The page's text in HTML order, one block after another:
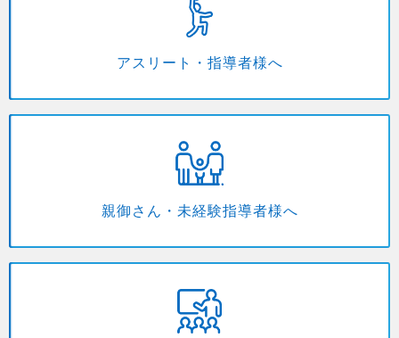
アスリート・指導者様へ
親御さん・未経験指導者様へ